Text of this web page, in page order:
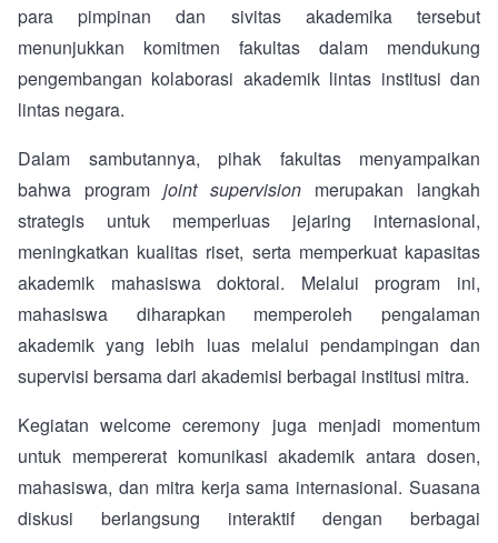
para pimpinan dan sivitas akademika tersebut
menunjukkan komitmen fakultas dalam mendukung
pengembangan kolaborasi akademik lintas institusi dan
lintas negara.
Dalam sambutannya, pihak fakultas menyampaikan
bahwa program joint supervision merupakan langkah
strategis untuk memperluas jejaring internasional,
meningkatkan kualitas riset, serta memperkuat kapasitas
akademik mahasiswa doktoral. Melalui program ini,
mahasiswa diharapkan memperoleh pengalaman
akademik yang lebih luas melalui pendampingan dan
supervisi bersama dari akademisi berbagai institusi mitra.
Kegiatan welcome ceremony juga menjadi momentum
untuk mempererat komunikasi akademik antara dosen,
mahasiswa, dan mitra kerja sama internasional. Suasana
diskusi berlangsung interaktif dengan berbagai